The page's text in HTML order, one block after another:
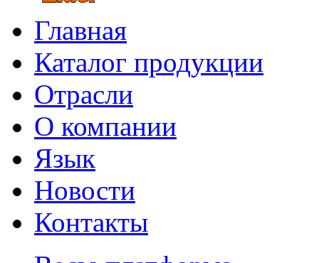
Главная
Каталог продукции
Отрасли
О компании
Язык
Новости
Контакты